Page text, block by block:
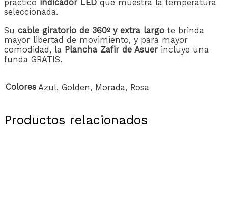
práctico indicador LED que muestra la temperatura
seleccionada.
Su cable giratorio de 360º y extra largo te brinda
mayor libertad de movimiento, y para mayor
comodidad, la Plancha Zafir de Asuer incluye una
funda GRATIS.
Colores Azul, Golden, Morada, Rosa
Productos relacionados